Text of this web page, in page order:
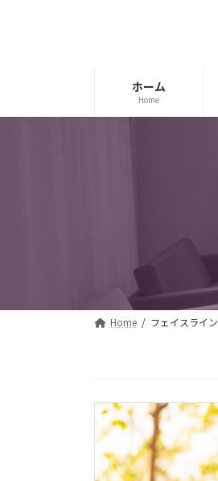
ホーム
Home
Home フェイスライン